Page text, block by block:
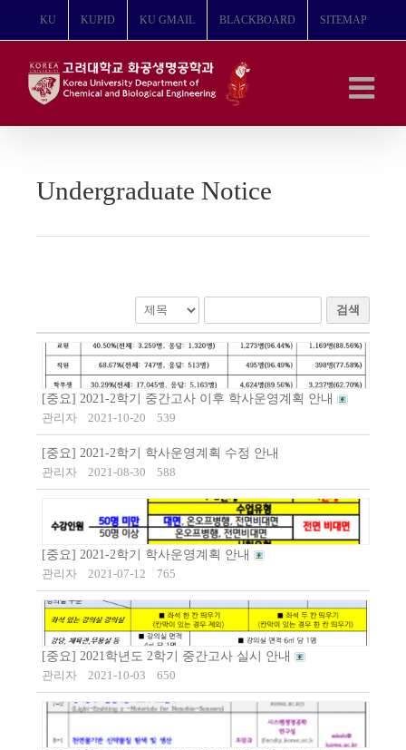
뛰
KU KUPID KU GMAIL BLACKBOARD SITEMAP
Undergraduate Notice
검색
[중요] 2021-2학기 중간고사 이후 학사운영계획 안내
관리자
2021-10-20 539
[중요] 2021-2학기 학사운영계획 수정 안내
관리자
2021-08-30 588
[중요] 2021-2학기 학사운영계획 안내
관리자
2021-07-12 765
[중요] 2021학년도 2학기 중간고사 실시 안내
관리자
2021-10-03 650